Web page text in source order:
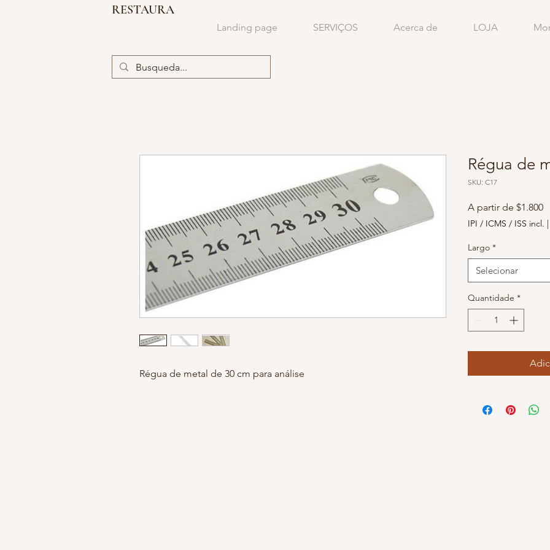
RESTAURA
Landing page SERVIÇOS Acerca de LOJA
Régua de metal de 30 cm para análise
Régua de
SKU: C17
A partir de $1.800
IPI / ICMS / ISS incl. |
Largo *
Selecionar
Quantidade *